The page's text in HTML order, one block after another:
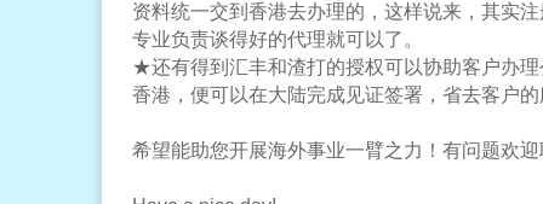
资料统一交到香港去办理的，这样说来，其实
专业负责谈得好的代理就可以了。
★还有得到汇丰和渣打的授权可以协助客户办
香港，便可以在大陆完成见证签署，省去客户
希望能助您开展海外事业一臂之力！有问题欢